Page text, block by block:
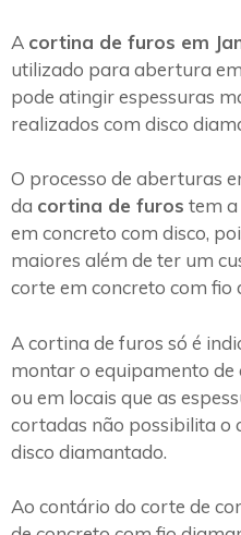
A cortina de furos em
utilizado para abertura
pode atingir espessuras
realizados com disco
O processo de aberturas
da cortina de furos tem
em concreto com disco,
maiores além de ter um
corte em concreto com fio
A cortina de furos só é
montar o equipamento
ou em locais que as
cortadas não possibilita o
disco diamantado.
Ao contário do corte de